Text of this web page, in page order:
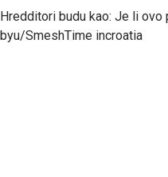
Hredditori budu kao: Je li ovo
byu/SmeshTime incroatia